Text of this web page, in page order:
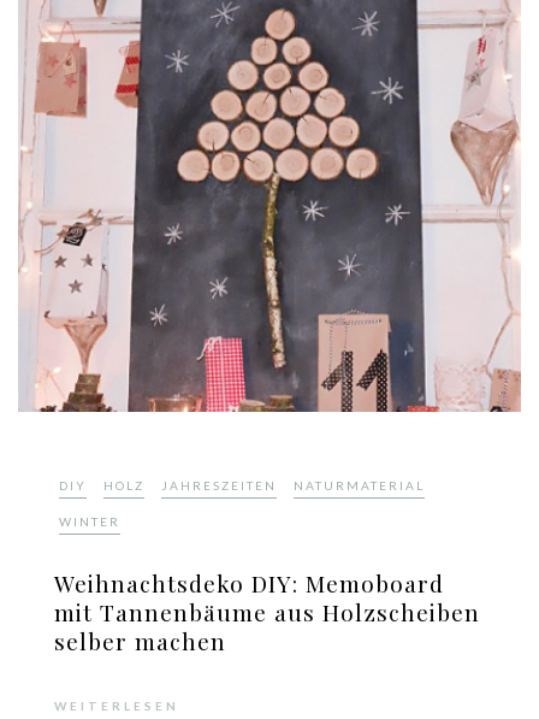
DIY HOLZ JAHRESZEITEN NATURMATERIAL
WINTER
Weihnachtsdeko DIY: Memoboard
mit Tannenbäume aus Holzscheiben
selber machen
WEITERLESEN